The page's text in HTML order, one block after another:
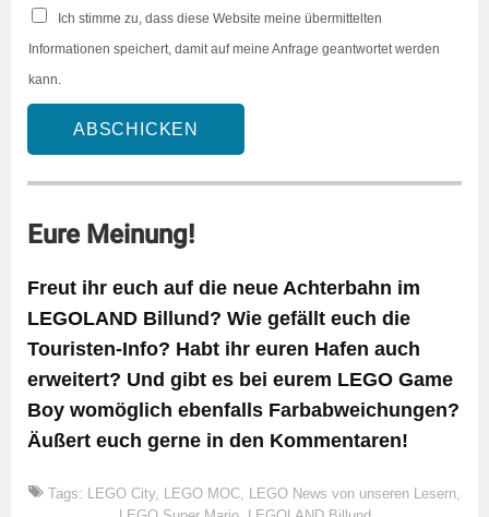
Ich stimme zu, dass diese Website meine übermittelten
Informationen speichert, damit auf meine Anfrage geantwortet werden
kann.
ABSCHICKEN
Eure Meinung!
Freut ihr euch auf die neue Achterbahn im
LEGOLAND Billund? Wie gefällt euch die
Touristen-Info? Habt ihr euren Hafen auch
erweitert? Und gibt es bei eurem LEGO Game
Boy womöglich ebenfalls Farbabweichungen?
Äußert euch gerne in den Kommentaren!
Tags: LEGO City, LEGO MOC LEGO News von unseren Lesern